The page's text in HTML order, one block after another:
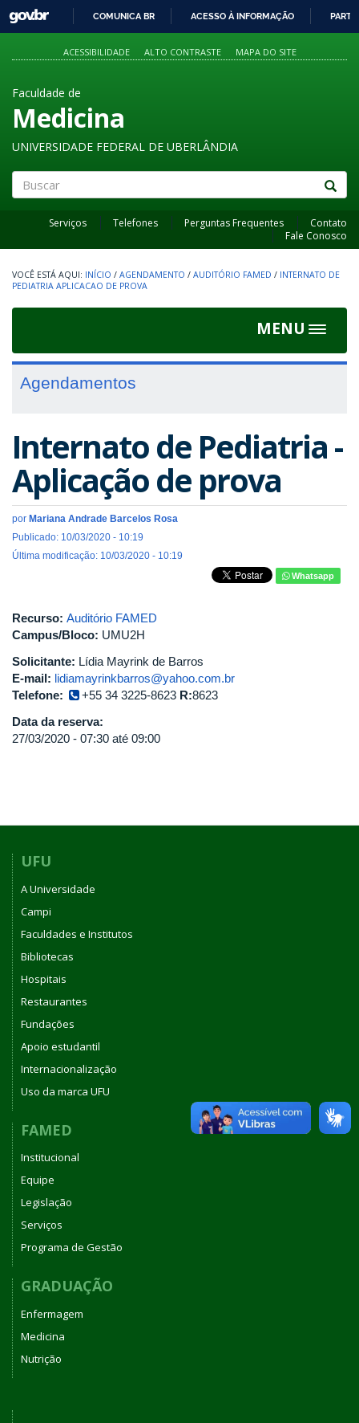
PARA
O
GOVBR
COMUNICA BR ACESSO À INFORMAÇÃO
ACESSIBILIDADE ALTO CONTRASTE MAPA DO SITE
Faculdade de
Medicina
UNIVERSIDADE FEDERAL DE UBERLÂNDIA
Serviços Telefones Perguntas Frequentes
Contato
Fale Conosco
INÍCIO / AGENDAMENTO / AUDITÓRIO FAMED / INTERNATO DE
PEDIATRIA APLICACAO DE PROVA
MENU
Toggle
Agendamentos
Internato de Pediatria -
Aplicação de prova
por Mariana Andrade Barcelos Rosa
Publicado: 10/03/2020 - 10:19
Última modificação: 10/03/2020 - 10:19
Whatsapp
Recurso: Auditório FAMED
Campus/Bloco: UMU2H
Solicitante: Lídia Mayrink de Barros
E-mail: lidiamayrinkbarros@yahoo.com.br
Telefone:
+55 34 3225-8623 R:8623
Data da reserva:
27/03/2020 - 07:30 até 09:00
UFU
A Universidade
Campi
Faculdades e Institutos
Bibliotecas
Hospitais
Restaurantes
Fundações
Apoio estudantil
Internacionalização
Uso da marca UFU
FAMED
Institucional
Equipe
Legislação
Serviços
Programa de Gestão
GRADUAÇÃO
Enfermagem
Medicina
Nutrição